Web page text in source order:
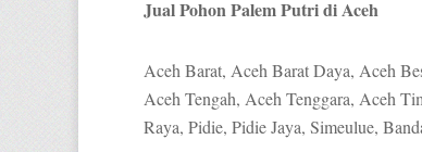
Jual Pohon Palem Putri di Aceh
Aceh Barat, Aceh Barat Daya, Aceh
Aceh Tengah, Aceh Tenggara, Aceh
Raya, Pidie, Pidie Jaya, Simeulue,